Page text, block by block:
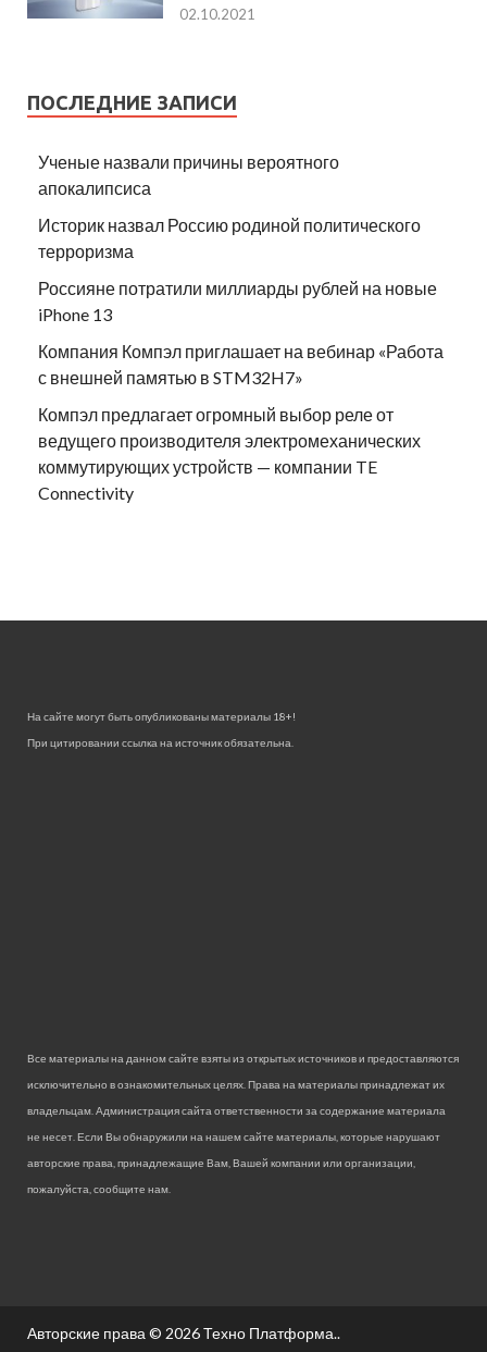
02.10.2021
ПОСЛЕДНИЕ ЗАПИСИ
Ученые назвали причины вероятного
апокалипсиса
Историк назвал Россию родиной политического
терроризма
Россияне потратили миллиарды рублей на новые
iPhone 13
Компания Компэл приглашает на вебинар «Работа
с внешней памятью в STM32H7»
Компэл предлагает огромный выбор реле от
ведущего производителя электромеханических
коммутирующих устройств — компании TE
Connectivity
На сайте могут быть опубликованы материалы 18+!
При цитировании ссылка на источник обязательна.
Все материалы на данном сайте взяты из открытых источников и предоставляются
исключительно в ознакомительных целях. Права на материалы принадлежат их
владельцам. Администрация сайта ответственности за содержание материала
не несет. Если Вы обнаружили на нашем сайте материалы, которые нарушают
авторские права, принадлежащие Вам, Вашей компании или организации,
пожалуйста, сообщите нам.
Авторские права © 2026Техно Платформа..